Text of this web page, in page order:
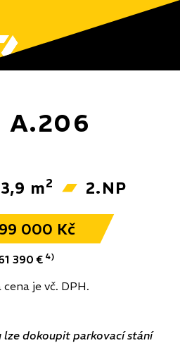
m2 2.NP
000 Kč
390 € 4)
cena je vč. DPH.
dokoupit parkovací stání